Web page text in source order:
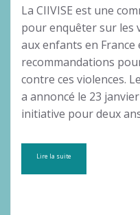
La CIIVISE est une
pour enquêter sur les
aux enfants en
recommandations
contre ces violences.
a annoncé le 23
initiative pour deux
Lire la suite